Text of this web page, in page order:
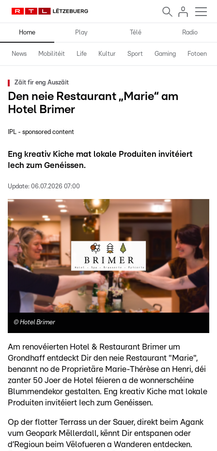
Home Play Télé Radio
News Mobilitéit Life Kultur Sport Gaming Fotoen
Zäit fir eng Auszäit
Den neie Restaurant „Marie“ am
Hotel Brimer
IPL - sponsored content
Eng kreativ Kiche mat lokale Produiten invitéiert
Iech zum Genéissen.
Update: 06.07.2026 07:00
© Hotel Brimer
Am renovéierten Hotel & Restaurant Brimer um
Grondhaff entdeckt Dir den neie Restaurant "Marie",
benannt no de Proprietäre Marie-Thérèse an Henri, déi
zanter 50 Joer de Hotel féieren a de wonnerschéine
Blummendekor gestalten. Eng kreativ Kiche mat lokale
Produiten invitéiert Iech zum Genéissen.
Op der flotter Terrass un der Sauer, direkt beim Agank
vum Geopark Mëllerdall, kënnt Dir entspanen oder
d’Regioun beim Vëlofueren a Wanderen entdecken.